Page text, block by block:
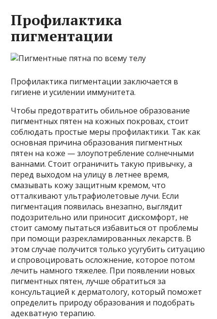
Профилактика
пигментации
Профилактика пигментации заключается в
гигиене и усилении иммунитета.
Чтобы предотвратить обильное образование
пигментных пятен на кожных покровах, стоит
соблюдать простые меры профилактики. Так как
основная причина образования пигментных
пятен на коже — злоупотребление солнечными
ваннами. Стоит ограничить такую привычку, а
перед выходом на улицу в летнее время,
смазывать кожу защитным кремом, что
отталкивают ультрафиолетовые лучи. Если
пигментация появилась внезапно, выглядит
подозрительно или приносит дискомфорт, не
стоит самому пытаться избавиться от проблемы
при помощи разрекламированных лекарств. В
этом случае получится только усугубить ситуацию
и спровоцировать осложнение, которое потом
лечить намного тяжелее. При появлении новых
пигментных пятен, лучше обратиться за
консультацией к дерматологу, который поможет
определить природу образования и подобрать
адекватную терапию.